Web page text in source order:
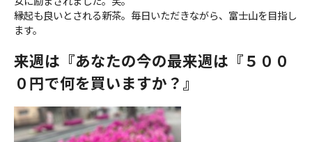
縁起も良いとされる新茶。毎日いただきながら、富士山を目指し
ます。
来週は『あなたの今の最来週は『５００
０円で何を買いますか？』